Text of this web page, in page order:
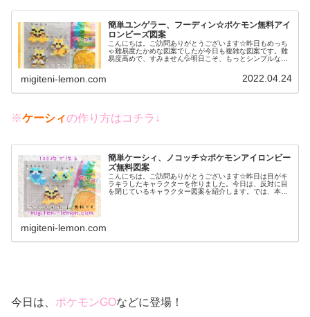
簡単ユンゲラー、フーディン☆ポケモン無料アイ
ロンビーズ図案
こんにちは。ご訪問ありがとうございます☆昨日もめっち
ゃ難易度たかめな図案でしたが今日も複雑な図案です。難
易度高めで、すみません💦明日こそ、もっとシンプルなも
migiteni-lemon.com 2022.04.24
※ケーシィの作り方はコチラ↓
簡単ケーシィ、ノコッチ☆ポケモンアイロンビー
ズ無料図案
こんにちは。ご訪問ありがとうございます☆昨日は目がキ
ラキラしたキャラクターを作りました。今日は、反対に目
を閉じているキャラクター図案を紹介します。では、本題
migiteni-lemon.com
今日は、 ポケモンGOなどに登場！